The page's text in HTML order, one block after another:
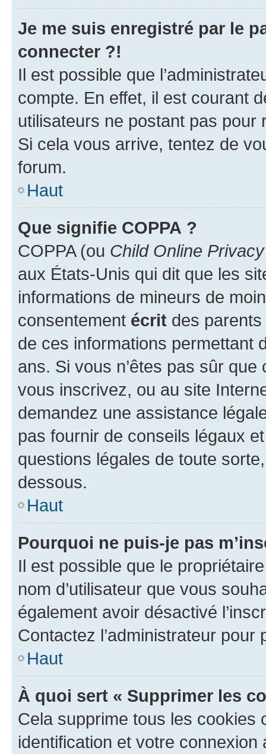
Je me suis enregistré par le
connecter ?!
Il est possible que
compte. En effet, il est courant
utilisateurs ne postant pas pour
Si cela vous arrive, tentez de
forum.
Haut
Que signifie COPPA ?
COPPA (ou Child Online
aux États-Unis qui dit que les
informations de mineurs de
consentement écrit des parents
de ces informations permettant
ans. Si vous n’êtes pas sûr
vous inscrivez, ou au site
demandez une assistance
pas fournir de conseils légaux
questions légales de toute
dessous.
Haut
Pourquoi ne puis-je pas
Il est possible que le
nom d’utilisateur que vous
également avoir désactivé
Contactez l’administrateur
Haut
À quoi sert « Supprimer les
Cela supprime tous les cookies
identification et votre